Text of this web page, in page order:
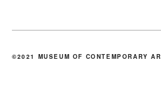
©2021 MUSEUM OF CONTEMPORARY